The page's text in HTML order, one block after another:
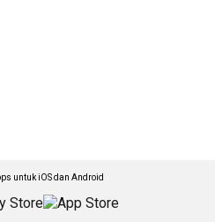
untuk iOS dan Android